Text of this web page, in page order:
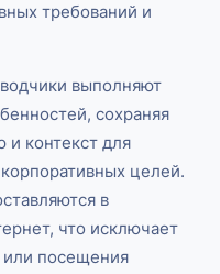
требований и
выполняют
сохраняя
контекст для
целей.
в
что исключает
или посещения